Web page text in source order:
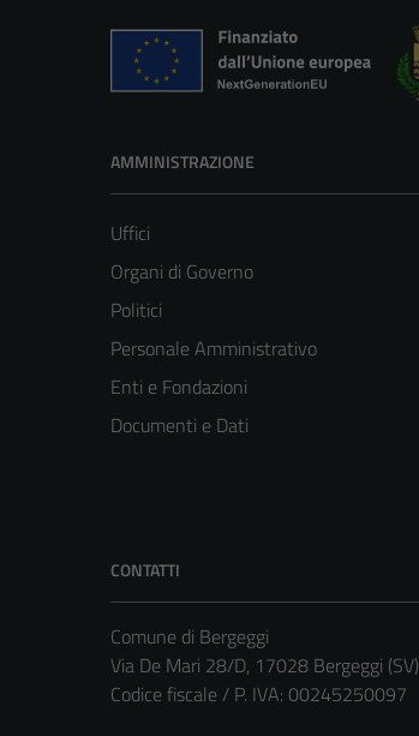
AMMINISTRAZIONE
Uffici
Organi di Governo
Politici
Personale Amministrativo
Enti e Fondazioni
Documenti e Dati
CONTATTI
Comune di Bergeggi
Via De Mari 28/D, 17028 Bergeggi (SV)
Codice fiscale / P. IVA: 00245250097